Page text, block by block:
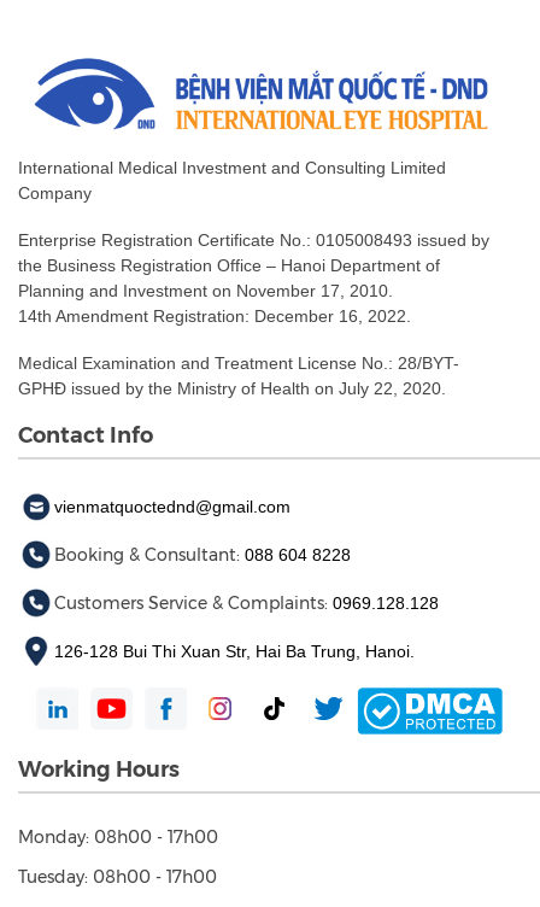
International Medical Investment and Consulting Limited
Company
Enterprise Registration Certificate No.: 0105008493 issued by
the Business Registration Office – Hanoi Department of
Planning and Investment on November 17, 2010.
14th Amendment Registration: December 16, 2022.
Medical Examination and Treatment License No.: 28/BYT-
GPHĐ issued by the Ministry of Health on July 22, 2020.
Contact Info
vienmatquoctednd@gmail.com
Booking & Consultant: 088 604 8228
Customers Service & Complaints: 0969.128.128
126-128 Bui Thi Xuan Str, Hai Ba Trung, Hanoi.
Working Hours
Monday: 08h00 - 17h00
Tuesday: 08h00 - 17h00